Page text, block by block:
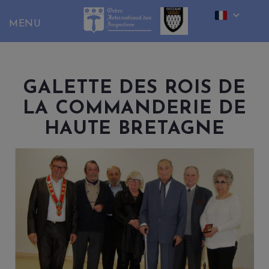
content
GALETTE DES ROIS DE
LA COMMANDERIE DE
HAUTE BRETAGNE